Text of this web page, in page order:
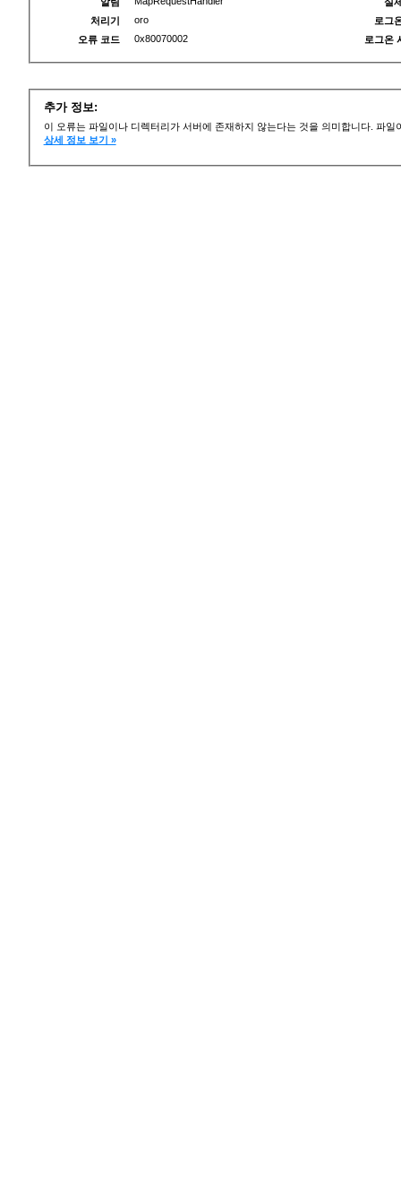
처리기
oro
오류 코드
0x80070002
로그
로그온
추가 정보:
이 오류는 파일이나 디렉터리가 서버에 존재하지 않는다는 것을 의미합니다. 파
상세 정보 보기 »